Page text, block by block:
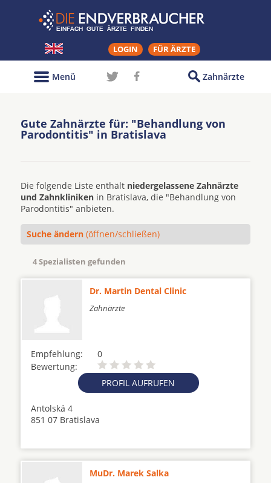
LOGIN FÜR ÄRZTE
Zahnärzte
Menü
Gute Zahnärzte für: "Behandlung von
Parodontitis" in Bratislava
Die folgende Liste enthält niedergelassene Zahnärzte
und Zahnkliniken in Bratislava, die "Behandlung von
Parodontitis" anbieten.
Suche ändern (öffnen/schließen)
4 Spezialisten gefunden
Dr. Martin Dental Clinic
Zahnärzte
Empfehlung:
0
Bewertung:
PROFIL AUFRUFEN
Antolská 4
851 07 Bratislava
MuDr. Marek Salka